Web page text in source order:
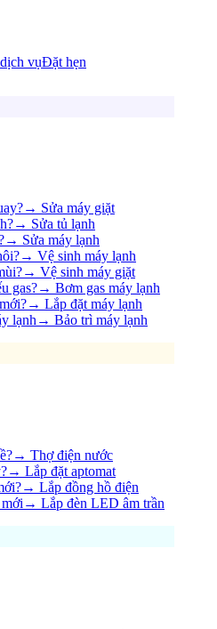
vụĐặt hẹn
→ Sửa máy giặt
→ Sửa tủ lạnh
→ Sửa máy lạnh
→ Vệ sinh máy lạnh
→ Vệ sinh máy giặt
gas?→ Bơm gas máy lạnh
→ Lắp đặt máy lạnh
lạnh→ Bảo trì máy lạnh
→ Thợ điện nước
→ Lắp đặt aptomat
→ Lắp đồng hồ điện
→ Lắp đèn LED âm trần